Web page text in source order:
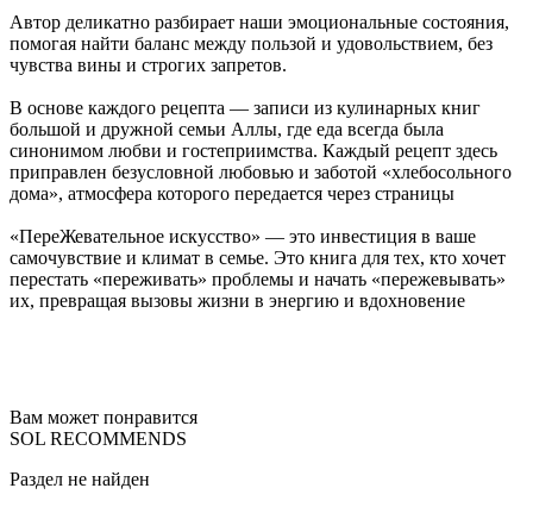
Автор деликатно разбирает наши эмоциональные состояния,
помогая найти баланс между пользой и удовольствием, без
чувства вины и строгих запретов.
В основе каждого рецепта — записи из кулинарных книг
большой и дружной семьи Аллы, где еда всегда была
синонимом любви и гостеприимства. Каждый рецепт здесь
приправлен безусловной любовью и заботой «хлебосольного
дома», атмосфера которого передается через страницы
«ПереЖевательное искусство» — это инвестиция в ваше
самочувствие и климат в семье. Это книга для тех, кто хочет
перестать «переживать» проблемы и начать «пережевывать»
их, превращая вызовы жизни в энергию и вдохновение
Вам может понравится
SOL RECOMMENDS
Раздел не найден